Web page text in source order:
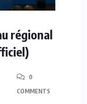
régional
0
COMMENTS